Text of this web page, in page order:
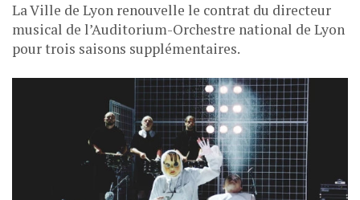
La Ville de Lyon renouvelle le contrat du directeur
musical de l’Auditorium-Orchestre national de Lyon
pour trois saisons supplémentaires.